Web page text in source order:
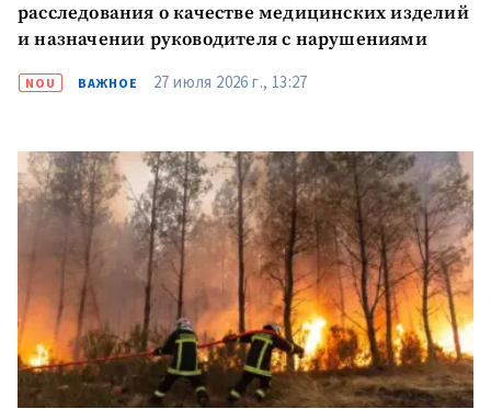
расследования о качестве медицинских изделий
и назначении руководителя с нарушениями
NOU ВАЖНОЕ 27 июля 2026 г., 13:27